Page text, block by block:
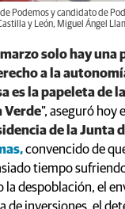
Podemos y candidato de
y León, Miguel Ángel
solo hay una
a la
es la papeleta de
Verde", aseguró hoy el
de la Junta
convencido de
tiempo
la despoblación, el